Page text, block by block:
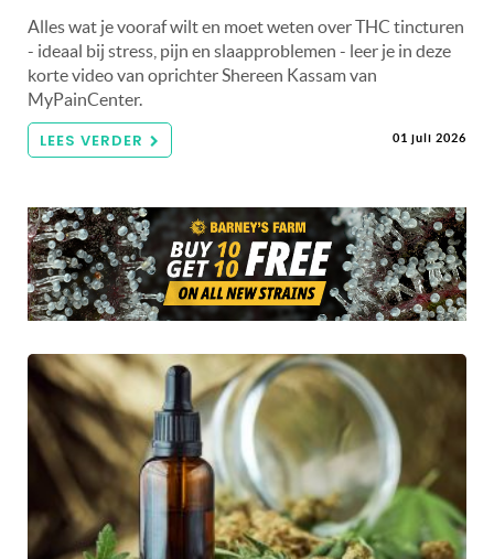
Alles wat je vooraf wilt en moet weten over THC tincturen
- ideaal bij stress, pijn en slaapproblemen - leer je in deze
korte video van oprichter Shereen Kassam van
MyPainCenter.
LEES VERDER 01 juli 2026